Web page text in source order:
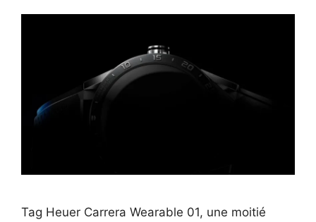
Tag Heuer Carrera Wearable 01, une moitié